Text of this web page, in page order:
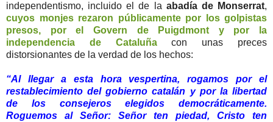
independentismo, incluido el de la abadía de Monserrat,
cuyos monjes rezaron públicamente por los golpistas
presos, por el Govern de Puigdmont y por la
independencia de Cataluñacon unas preces
distorsionantes de la verdad de los hechos:
“Al llegar a esta hora vespertina, rogamos por el
restablecimiento del gobierno catalán y por la libertad
de los consejeros elegidos democráticamente.
Roguemos al Señor: Señor ten piedad, Cristo ten